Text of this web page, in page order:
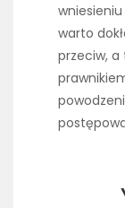
warto
przeciw, a